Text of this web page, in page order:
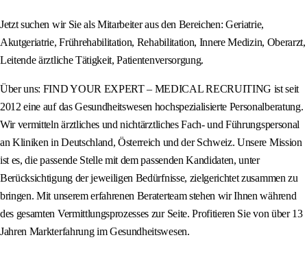
Jetzt suchen wir Sie als Mitarbeiter aus den Bereichen: Geriatrie,
Akutgeriatrie, Frührehabilitation, Rehabilitation, Innere Medizin, Oberarzt,
Leitende ärztliche Tätigkeit, Patientenversorgung.
Über uns: FIND YOUR EXPERT – MEDICAL RECRUITING ist seit
2012 eine auf das Gesundheitswesen hochspezialisierte Personalberatung.
Wir vermitteln ärztliches und nichtärztliches Fach- und Führungspersonal
an Kliniken in Deutschland, Österreich und der Schweiz. Unsere Mission
ist es, die passende Stelle mit dem passenden Kandidaten, unter
Berücksichtigung der jeweiligen Bedürfnisse, zielgerichtet zusammen zu
bringen. Mit unserem erfahrenen Beraterteam stehen wir Ihnen während
des gesamten Vermittlungsprozesses zur Seite. Profitieren Sie von über 13
Jahren Markterfahrung im Gesundheitswesen.